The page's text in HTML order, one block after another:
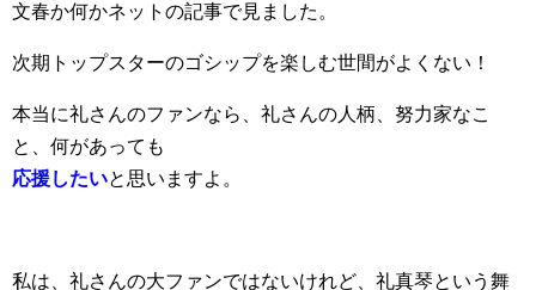
文春か何かネットの記事で見ました。
次期トップスターのゴシップを楽しむ世間がよくない！
本当に礼さんのファンなら、礼さんの人柄、努力家なこ
と、何があっても
応援したいと思いますよ。
私は、礼さんの大ファンではないけれど、礼真琴という舞